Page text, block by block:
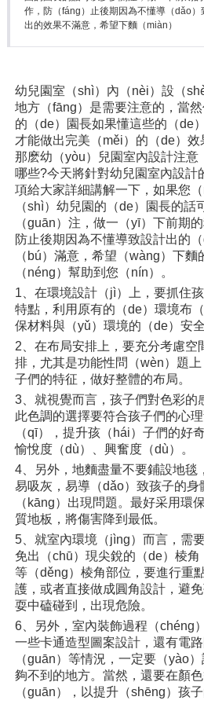
作，防（fáng）止後期因為不懂導（dǎo）
出的效果不滿意，希望下麵（miàn）
幼兒園室（shì）內（nèi）設（
地方（fāng）是需要注意的，當
的（de）園長如果懂這些的（de
才能做出完美（měi）的（de）效
那麽幼（yòu）兒園室內設計注意
哪些?今天將針對幼兒園室內設計
項給大家詳細講解一下，如果您
（shì）幼兒園的（de）園長的話
（guān）注，做一（yī）下前期
防止後期因為不懂導致設計出的
（bú）滿意，希望（wàng）下麵
（néng）幫助到您（nín）。
1、在環境設計（jì）上，要抓住
特點，利用原有的（de）環境布
保材料與（yǔ）環境的（de）安全
2、在布局安排上，要充分考慮空
排，尤其是功能性問（wèn）題
子們的特征，做好整體的布局。
3、就視覺而言，孩子們對色彩的
此色調的選擇要符合孩子們的心
（qī），提升孩（hái）子們的好
愉悅度（dù）、興奮度（dù）。
4、另外，地麵盡量不要鋪設地毯
易吸灰，易導（dǎo）致孩子的身
（kāng）出現問題。最好采用環
質地板，將傷害降到最低。
5、就室內環境（jìng）而言，需
免出（chū）現尖銳的（de）棱角
等（děng）棱角部位，要進行重
護，或者直接做成圓角設計，避
耍中磕碰到，出現危險。
6、另外，室內裝飾過程（chéng
一些卡通造型圖案設計，還有電
（guān）等情況，一定要（yào
夠不到的地方。當然，還要在顏
（guān），以提升（shēng）孩子